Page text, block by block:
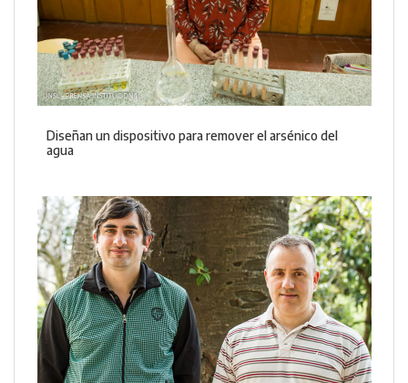
Diseñan un dispositivo para remover el arsénico del
agua